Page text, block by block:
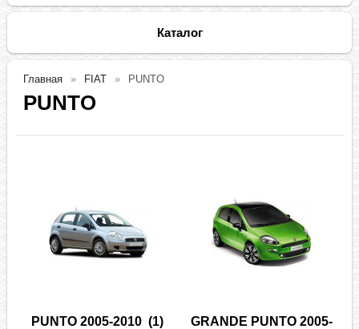
Каталог
Главная FIAT PUNTO
PUNTO
PUNTO 2005-2010 (1)
GRANDE PUNTO 2005-